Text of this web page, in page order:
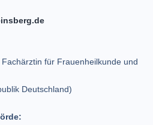
für Frauenheilkunde und
Deutschland)